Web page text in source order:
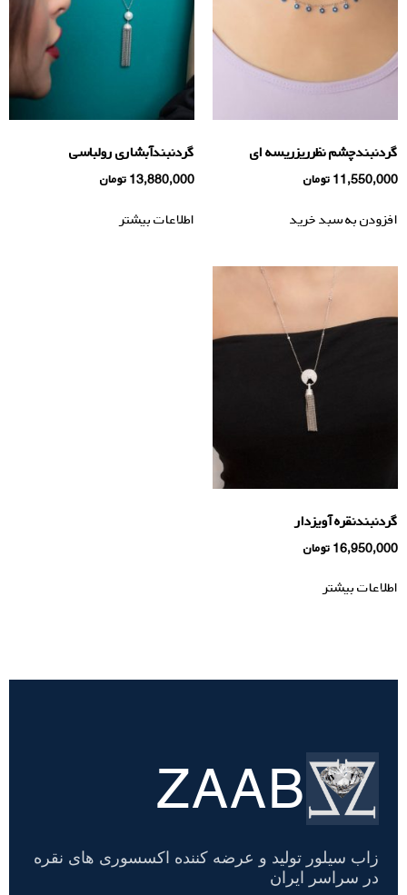
گردنبندچشم نظرریزریسه ای
11,550,000 تومان
افزودن به سبد خرید
گردنبندآبشاری رولباسی
13,880,000 تومان
اطلاعات بیشتر
گردنبندنقره آويزدار
16,950,000 تومان
اطلاعات بیشتر
تسویه
حساب
ZAAB
زاب سیلور تولید و عرضه کننده اکسسوری های نقره
در سراسر ایران